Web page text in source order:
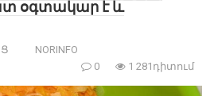
օգտակար է և
NORINFO
0
1 281դիտում